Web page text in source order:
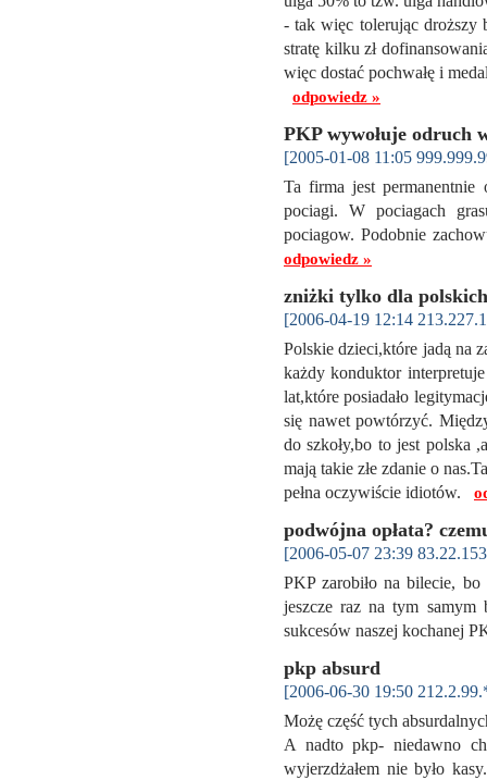
- tak więc tolerując droższy
stratę kilku zł
więc dostać pochwałę i
odpowiedz »
PKP wywołuje odruch
[2005-01-08 11:05
Ta firma jest
pociagi. W pociagach
pociagow. Podobnie
odpowiedz »
zniżki tylko dla
[2006-04-19 12:14
Polskie dzieci,które jadą na
każdy konduktor
lat,które posiadało
się nawet powtórzyć.
do szkoły,bo to jest polska
mają takie złe zdanie o
pełna oczywiście idiotów.
podwójna opłata?
[2006-05-07 23:39
PKP zarobiło na bilecie,
jeszcze raz na tym
sukcesów naszej kochanej
pkp absurd
[2006-06-30 19:50
Możę część tych
A nadto pkp- niedawno
wyjerzdżałem nie było